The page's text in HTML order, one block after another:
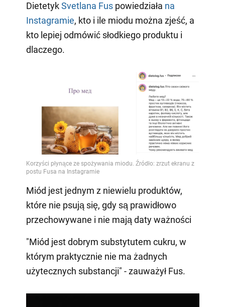
DietetykSvetlana Fuspowiedziała na
Instagramie, kto i ile miodu można zjeść, a
kto lepiej odmówić słodkiego produktu i
dlaczego.
Miód jest jednym z niewielu produktów,
które nie psują się, gdy są prawidłowo
przechowywane i nie mają daty ważności
"Miód jest dobrym substytutem cukru, w
którym praktycznie nie ma żadnych
użytecznych substancji" - zauważył Fus.